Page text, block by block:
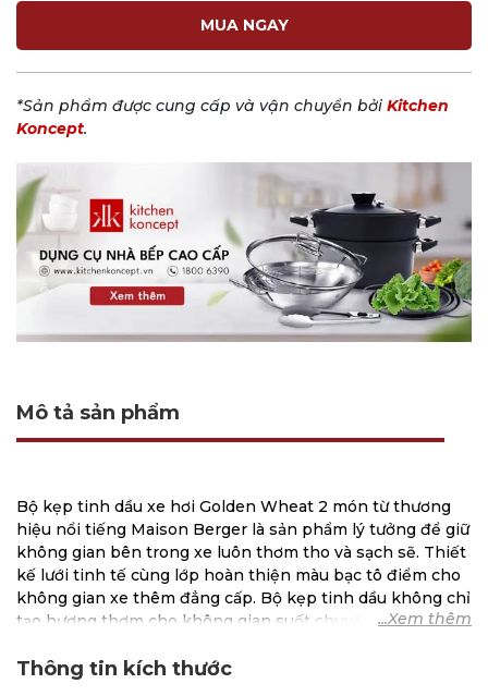
MUA NGAY
*Sản phẩm được cung cấp và vận chuyển bởi Kitchen
Koncept.
Mô tả sản phẩm
Bộ kẹp tinh dầu xe hơi Golden Wheat 2 món từ thương
hiệu nổi tiếng Maison Berger là sản phẩm lý tưởng để giữ
không gian bên trong xe luôn thơm tho và sạch sẽ. Thiết
kế lưới tinh tế cùng lớp hoàn thiện màu bạc tô điểm cho
không gian xe thêm đẳng cấp. Bộ kẹp tinh dầu không chỉ
tạo hương thơm cho không gian suốt chuyến đi mà còn
Thông tin kích thước